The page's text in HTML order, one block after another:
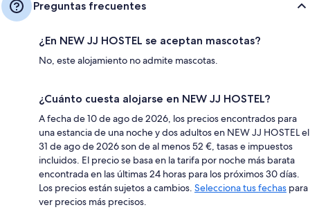
Preguntas frecuentes
¿En NEW JJ HOSTEL se aceptan mascotas?
No, este alojamiento no admite mascotas.
¿Cuánto cuesta alojarse en NEW JJ HOSTEL?
A fecha de 10 de ago de 2026, los precios encontrados para
una estancia de una noche y dos adultos en NEW JJ HOSTEL el
31 de ago de 2026 son de al menos 52 €, tasas e impuestos
incluidos. El precio se basa en la tarifa por noche más barata
encontrada en las últimas 24 horas para los próximos 30 días.
Los precios están sujetos a cambios. Selecciona tus fechas para
ver precios más precisos.